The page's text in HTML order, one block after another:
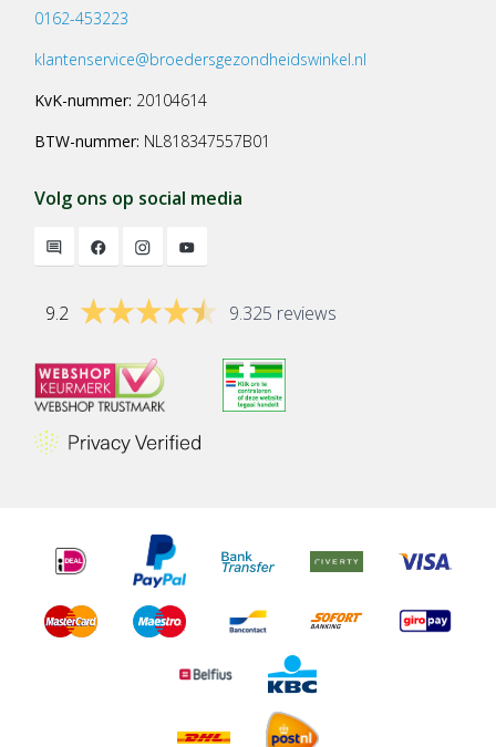
0162-453223
klantenservice@broedersgezondheidswinkel.nl
KvK-nummer: 20104614
BTW-nummer: NL818347557B01
Volg ons op social media
9.2 9.325 reviews